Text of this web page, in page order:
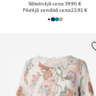
Sākotnējā cena: 39,90 €
Pēdējā zemākā cena:23,92 €